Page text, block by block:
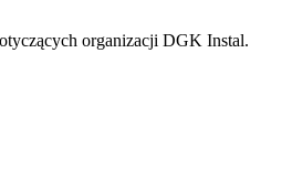
organizacji DGK Instal.